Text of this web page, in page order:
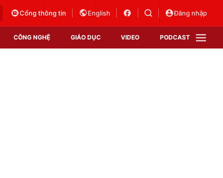
Cổng thông tin English Đăng nhập
CÔNG NGHỆ GIÁO DỤC VIDEO PODCAST